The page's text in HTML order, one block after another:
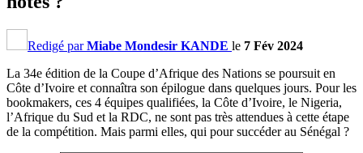
Redigé parMiabe Mondesir KANDE le 7 Fév 2024
La 34e édition de la Coupe d’Afrique des Nations se poursuit en
Côte d’Ivoire et connaîtra son épilogue dans quelques jours. Pour les
bookmakers, ces 4 équipes qualifiées, la Côte d’Ivoire, le Nigeria,
l’Afrique du Sud et la RDC, ne sont pas très attendues à cette étape
de la compétition. Mais parmi elles, qui pour succéder au Sénégal ?